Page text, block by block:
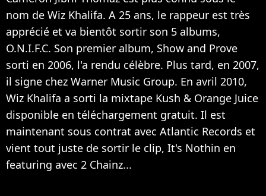
nom de Wiz Khalifa. A 25 ans, le rappeur est très
apprécié et va bientôt sortir son 5 albums,
O.N.I.F.C. Son premier album, Show and Prove
sorti en 2006, l'a rendu célèbre. Plus tard, en 2007,
il signe chez Warner Music Group. En avril 2010,
Wiz Khalifa a sorti la mixtape Kush & Orange Juice
disponible en téléchargement gratuit. Il est
maintenant sous contrat avec Atlantic Records et
vient tout juste de sortir le clip, It's Nothin en
featuring avec 2 Chainz...